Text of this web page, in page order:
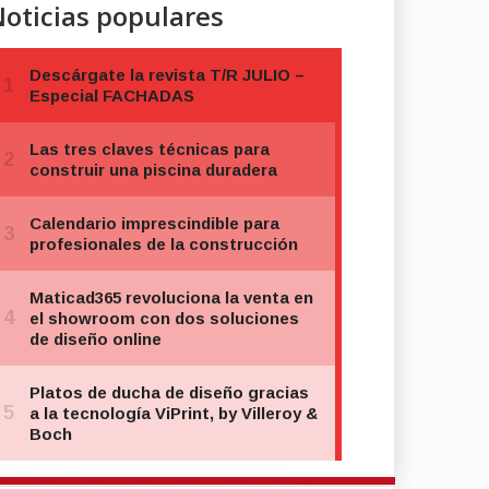
populares